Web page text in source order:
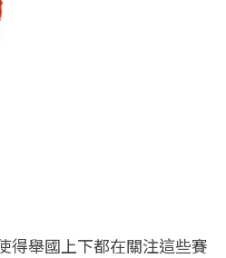
得舉國上下都在關注這些賽